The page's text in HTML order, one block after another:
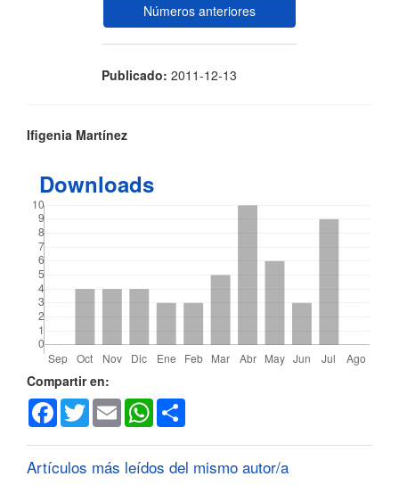
Números anteriores
Publicado: 2011-12-13
Contenido
principal
del
artículo
Ifigenia Martínez
Downloads
Detalles
del
artículo
Compartir en:
Facebook
Twitter Email WhatsApp
Artículos más leídos del mismo autor/a